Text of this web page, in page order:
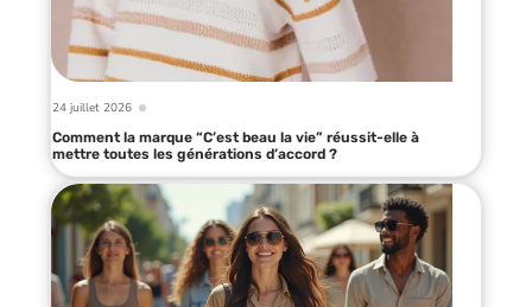
24 juillet 2026
Comment la marque “C’est beau la vie” réussit-elle à
mettre toutes les générations d’accord ?